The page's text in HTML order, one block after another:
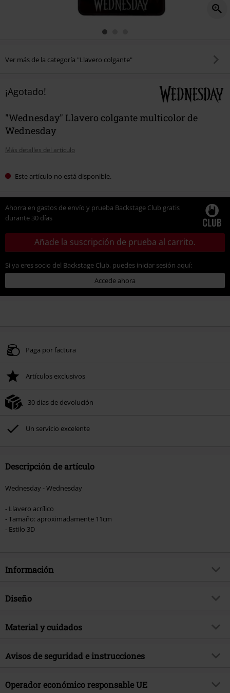
Ver más de la categoría "Llavero colgante"
¡Agotado!
"Wednesday" Llavero colgante multicolor de
Wednesday
Más detalles del artículo
Este artículo no está disponible.
Ahorra en gastos de envío y prueba Backstage Club gratis
durante 30 días
Añade la suscripción de prueba al carrito.
Si ya eres socio del Backstage Club, puedes iniciar sesión aquí:
Accede ahora
Paga por factura
Artículos exclusivos
30 días de devolución
Un servicio excelente
Descripción de artículo
Wednesday - Wednesday
- Llavero acrílico
- Tamaño: aproximadamente 11cm
- Estilo 3D
Información
Artículo no.
tema producto
Licencia
licencia oficial del producto
Fecha de lanzamiento
8/26/25
Diseño
Tipo de producto
Material y cuidados
Material Externo acrilico
Avisos de seguridad e instrucciones
¡Riesgo de asfixia debido a piezas pequeñas que se pueden tragar!
Operador económico responsable UE